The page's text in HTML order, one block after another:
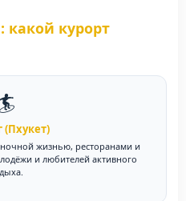
курорт
(Пхукет)
жизнью, ресторанами и
и любителей активного